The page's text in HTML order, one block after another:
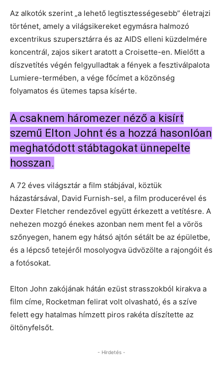
Az alkotók szerint „a lehető legtisztességesebb” életrajzi
történet, amely a világsikereket egymásra halmozó
excentrikus szupersztárra és az AIDS elleni küzdelmére
koncentrál, zajos sikert aratott a Croisette-en. Mielőtt a
díszvetítés végén felgyulladtak a fények a fesztiválpalota
Lumiere-termében, a vége főcímet a közönség
folyamatos és ütemes tapsa kísérte.
A csaknem háromezer néző a kisírt
szemű Elton Johnt és a hozzá hasonlóan
meghatódott stábtagokat ünnepelte
hosszan.
A 72 éves világsztár a film stábjával, köztük
házastársával, David Furnish-sel, a film producerével és
Dexter Fletcher rendezővel együtt érkezett a vetítésre. A
nehezen mozgó énekes azonban nem ment fel a vörös
szőnyegen, hanem egy hátsó ajtón sétált be az épületbe,
és a lépcső tetejéről mosolyogva üdvözölte a rajongóit és
a fotósokat.
Elton John zakójának hátán ezüst strasszokból kirakva a
film címe, Rocketman felirat volt olvasható, és a szíve
felett egy hatalmas hímzett piros rakéta díszítette az
öltönyfelsőt.
- Hirdetés -